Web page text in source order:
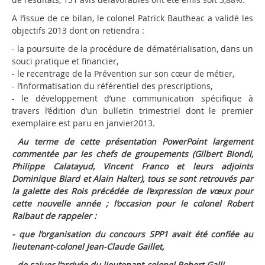
A l’issue de ce bilan, le colonel Patrick Bautheac a validé les
objectifs 2013 dont on retiendra :
- la poursuite de la procédure de dématérialisation, dans un
souci pratique et financier,
- le recentrage de la Prévention sur son cœur de métier,
- l’informatisation du référentiel des prescriptions,
- le développement d’une communication spécifique à
travers l’édition d’un bulletin trimestriel dont le premier
exemplaire est paru en janvier2013.
Au terme de cette présentation PowerPoint largement
commentée par les chefs de groupements (Gilbert Biondi,
Philippe Calatayud, Vincent Franco et leurs adjoints
Dominique Biard et Alain Halter), tous se sont retrouvés par
la galette des Rois précédée de l’expression de vœux pour
cette nouvelle année ; l’occasion pour le colonel Robert
Raibaut de rappeler :
- que l’organisation du concours SPP1 avait été confiée au
lieutenant-colonel Jean-Claude Gaillet,